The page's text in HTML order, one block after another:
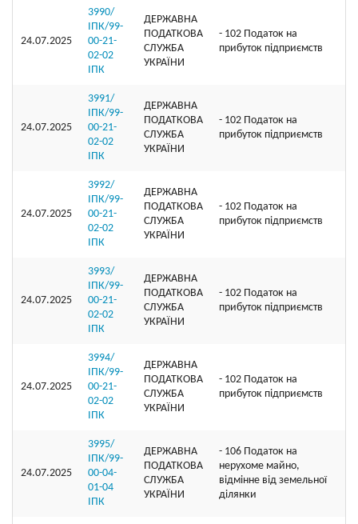
24.07.2025
3990/
ІПК/99-
00-21-
02-02
ІПК
ДЕРЖАВНА
ПОДАТКОВА
СЛУЖБА
УКРАЇНИ
- 102 Податок на
прибуток підприємств
24.07.2025
3991/
ІПК/99-
00-21-
02-02
ІПК
ДЕРЖАВНА
ПОДАТКОВА
СЛУЖБА
УКРАЇНИ
- 102 Податок на
прибуток підприємств
24.07.2025
3992/
ІПК/99-
00-21-
02-02
ІПК
ДЕРЖАВНА
ПОДАТКОВА
СЛУЖБА
УКРАЇНИ
- 102 Податок на
прибуток підприємств
24.07.2025
3993/
ІПК/99-
00-21-
02-02
ІПК
ДЕРЖАВНА
ПОДАТКОВА
СЛУЖБА
УКРАЇНИ
- 102 Податок на
прибуток підприємств
24.07.2025
3994/
ІПК/99-
00-21-
02-02
ІПК
ДЕРЖАВНА
ПОДАТКОВА
СЛУЖБА
УКРАЇНИ
- 102 Податок на
прибуток підприємств
24.07.2025
3995/
ІПК/99-
00-04-
01-04
ІПК
ДЕРЖАВНА
ПОДАТКОВА
СЛУЖБА
УКРАЇНИ
- 106 Податок на
нерухоме майно,
відмінне від земельної
ділянки